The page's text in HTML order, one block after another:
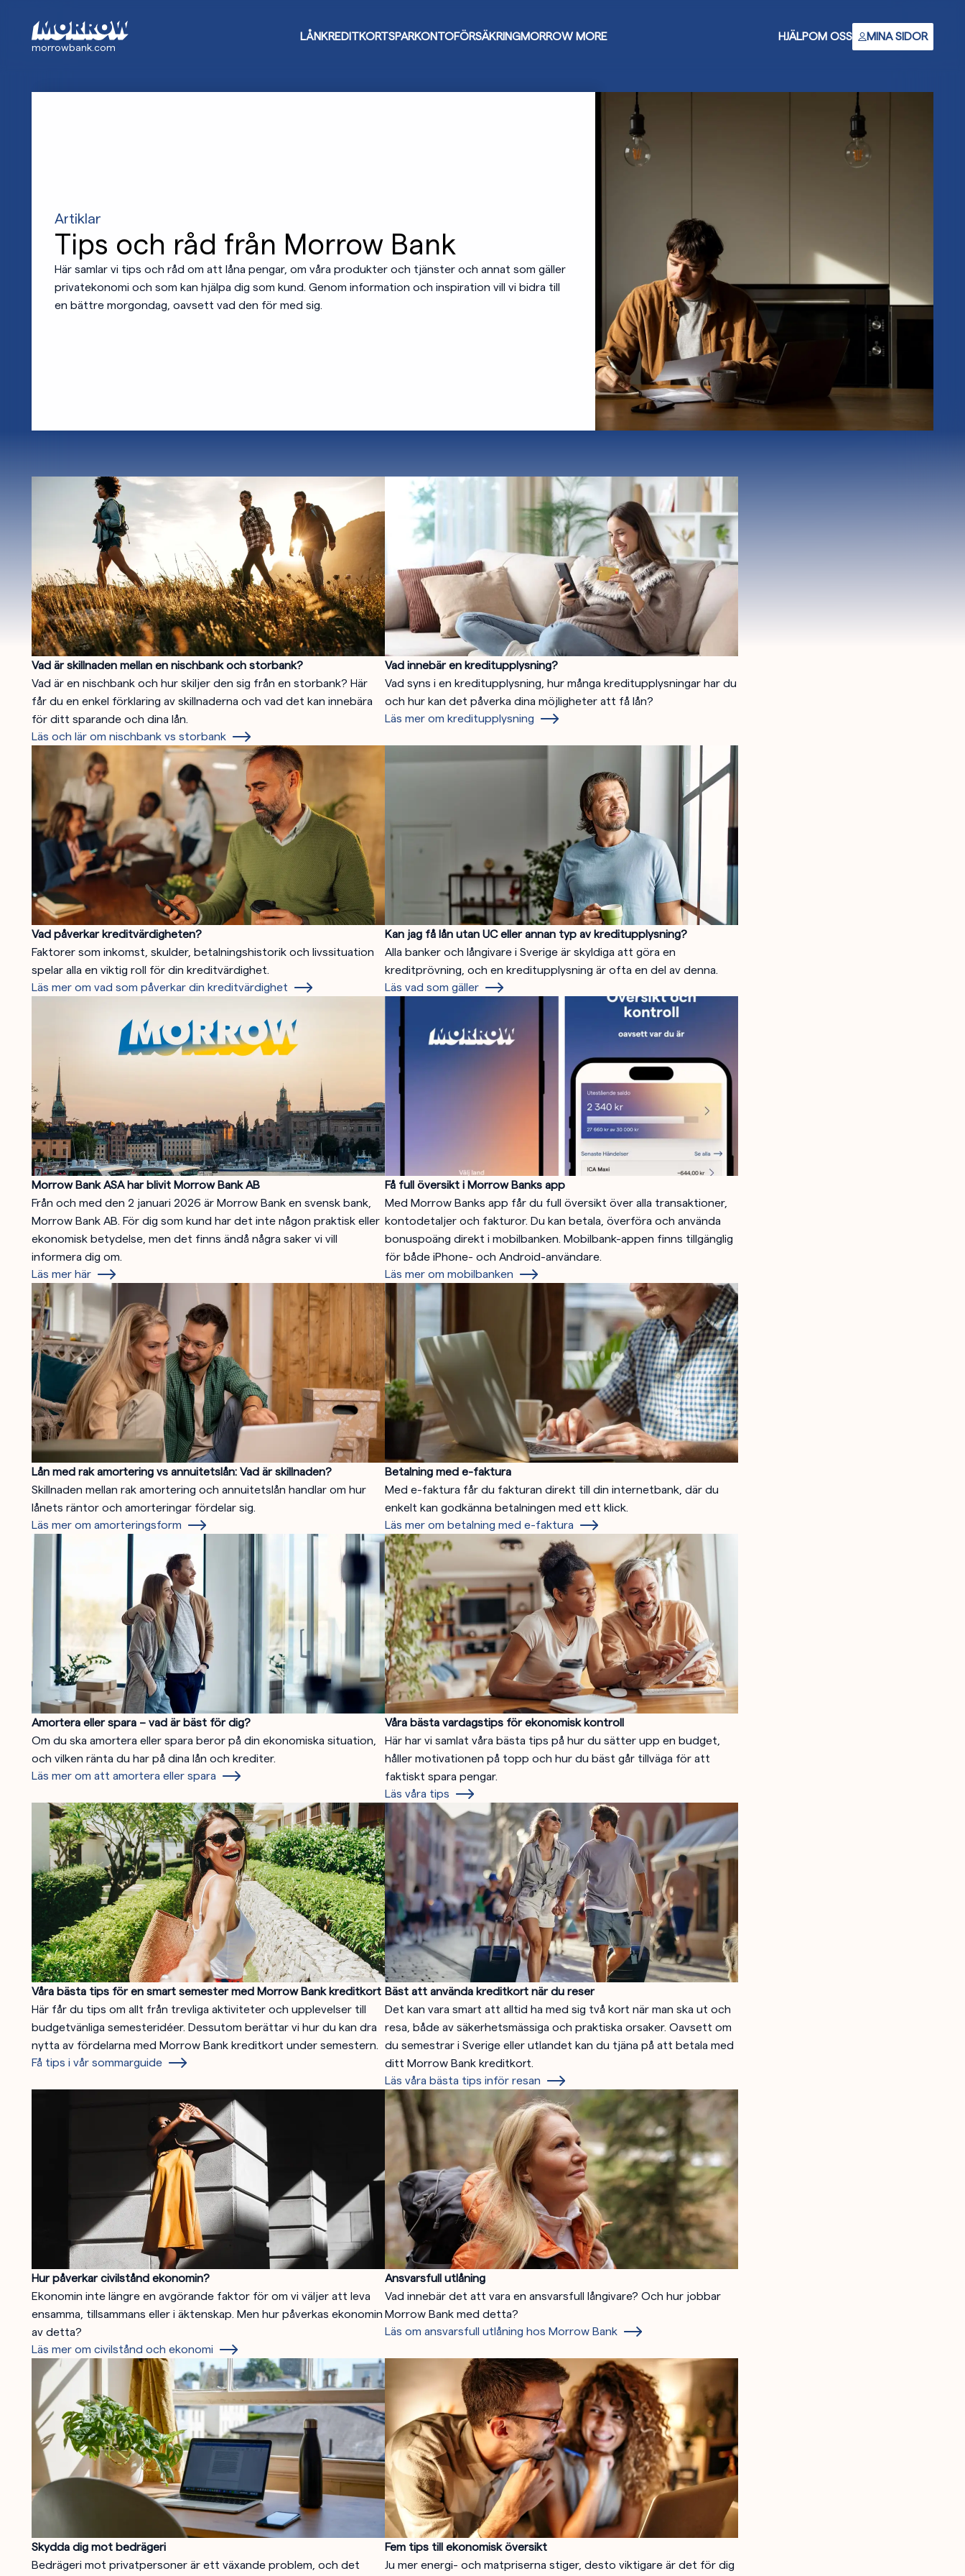
huvudinnehåll
morrowbank.com
LÅNKREDITKORTSPARKONTOFÖRSÄKRINGMORROW MORE HJÄLPOM OSS MINA SIDOR
Artiklar
Tips och råd från Morrow Bank
Här samlar vi tips och råd om att låna pengar, om våra produkter och tjänster och annat som gäller
privatekonomi och som kan hjälpa dig som kund. Genom information och inspiration vill vi bidra till
en bättre morgondag, oavsett vad den för med sig.
Vad är skillnaden mellan en nischbank och storbank?
Vad är en nischbank och hur skiljer den sig från en storbank? Här
får du en enkel förklaring av skillnaderna och vad det kan innebära
för ditt sparande och dina lån.
Läs och lär om nischbank vs storbank
Vad innebär en kreditupplysning?
Vad syns i en kreditupplysning, hur många kreditupplysningar har du
och hur kan det påverka dina möjligheter att få lån?
Läs mer om kreditupplysning
Vad påverkar kreditvärdigheten?
Faktorer som inkomst, skulder, betalningshistorik och livssituation
spelar alla en viktig roll för din kreditvärdighet.
Läs mer om vad som påverkar din kreditvärdighet
Kan jag få lån utan UC eller annan typ av kreditupplysning?
Alla banker och långivare i Sverige är skyldiga att göra en
kreditprövning, och en kreditupplysning är ofta en del av denna.
Läs vad som gäller
Morrow Bank ASA har blivit Morrow Bank AB
Från och med den 2 januari 2026 är Morrow Bank en svensk bank,
Morrow Bank AB. För dig som kund har det inte någon praktisk eller
ekonomisk betydelse, men det finns ändå några saker vi vill
informera dig om.
Läs mer här
Få full översikt i Morrow Banks app
Med Morrow Banks app får du full översikt över alla transaktioner,
kontodetaljer och fakturor. Du kan betala, överföra och använda
bonuspoäng direkt i mobilbanken. Mobilbank-appen finns tillgänglig
för både iPhone- och Android-användare.
Läs mer om mobilbanken
Lån med rak amortering vs annuitetslån: Vad är skillnaden?
Skillnaden mellan rak amortering och annuitetslån handlar om hur
lånets räntor och amorteringar fördelar sig.
Läs mer om amorteringsform
Betalning med e-faktura
Med e-faktura får du fakturan direkt till din internetbank, där du
enkelt kan godkänna betalningen med ett klick.
Läs mer om betalning med e-faktura
Amortera eller spara – vad är bäst för dig?
Om du ska amortera eller spara beror på din ekonomiska situation,
och vilken ränta du har på dina lån och krediter.
Läs mer om att amortera eller spara
Våra bästa vardagstips för ekonomisk kontroll
Här har vi samlat våra bästa tips på hur du sätter upp en budget,
håller motivationen på topp och hur du bäst går tillväga för att
faktiskt spara pengar.
Läs våra tips
Våra bästa tips för en smart semester med Morrow Bank kreditkort
Här får du tips om allt från trevliga aktiviteter och upplevelser till
budgetvänliga semesteridéer. Dessutom berättar vi hur du kan dra
nytta av fördelarna med Morrow Bank kreditkort under semestern.
Få tips i vår sommarguide
Bäst att använda kreditkort när du reser
Det kan vara smart att alltid ha med sig två kort när man ska ut och
resa, både av säkerhetsmässiga och praktiska orsaker. Oavsett om
du semestrar i Sverige eller utlandet kan du tjäna på att betala med
ditt Morrow Bank kreditkort.
Läs våra bästa tips inför resan
Hur påverkar civilstånd ekonomin?
Ekonomin inte längre en avgörande faktor för om vi väljer att leva
ensamma, tillsammans eller i äktenskap. Men hur påverkas ekonomin
av detta?
Läs mer om civilstånd och ekonomi
Ansvarsfull utlåning
Vad innebär det att vara en ansvarsfull långivare? Och hur jobbar
Morrow Bank med detta?
Läs om ansvarsfull utlåning hos Morrow Bank
Skydda dig mot bedrägeri
Bedrägeri mot privatpersoner är ett växande problem, och det
Fem tips till ekonomisk översikt
Ju mer energi- och matpriserna stiger, desto viktigare är det för dig